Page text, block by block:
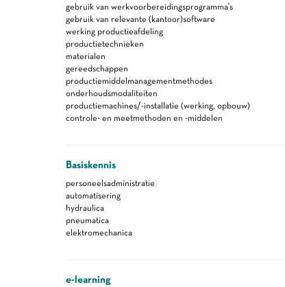
gebruik van werkvoorbereidingsprogramma's
gebruik van relevante (kantoor)software
werking productieafdeling
productietechnieken
materialen
gereedschappen
productiemiddelmanagementmethodes
onderhoudsmodaliteiten
productiemachines/-installatie (werking, opbouw)
controle- en meetmethoden en -middelen
Basiskennis
personeelsadministratie
automatisering
hydraulica
pneumatica
elektromechanica
e-learning